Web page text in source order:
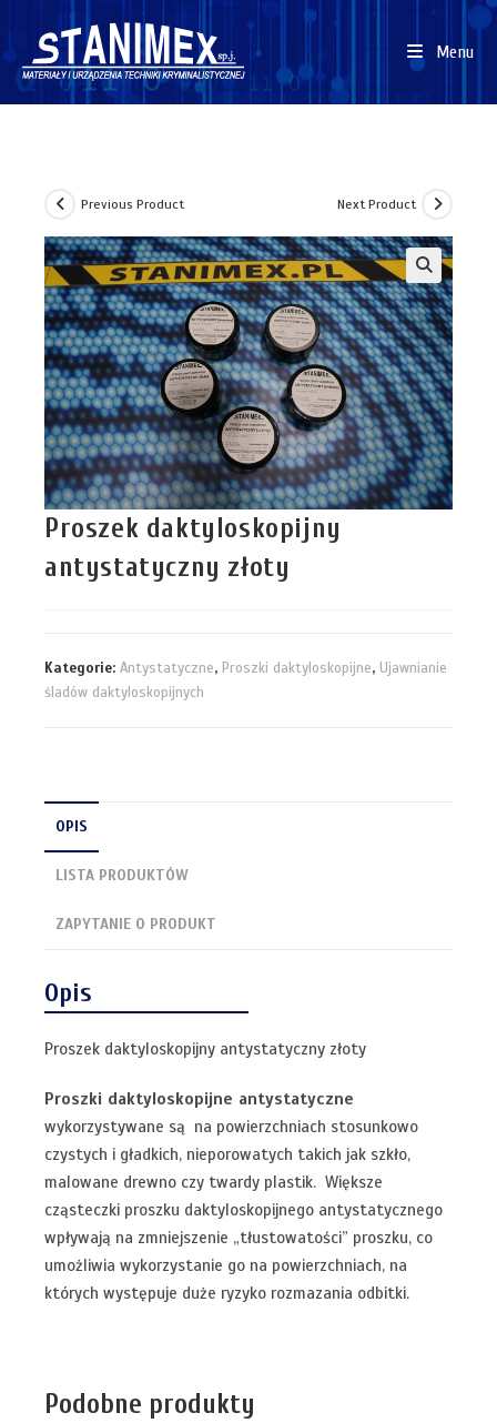
Menu
Previous Product Next Product
Proszek daktyloskopijny
antystatyczny złoty
Kategorie: Antystatyczne, Proszki daktyloskopijne, Ujawnianie
śladów daktyloskopijnych
OPIS
LISTA PRODUKTÓW
ZAPYTANIE O PRODUKT
Opis
Proszek daktyloskopijny antystatyczny złoty
Proszki daktyloskopijne antystatyczne
wykorzystywane są na powierzchniach stosunkowo
czystych i gładkich, nieporowatych takich jak szkło,
malowane drewno czy twardy plastik. Większe
cząsteczki proszku daktyloskopijnego antystatycznego
wpływają na zmniejszenie „tłustowatości” proszku, co
umożliwia wykorzystanie go na powierzchniach, na
których występuje duże ryzyko rozmazania odbitki.
Podobne produkty